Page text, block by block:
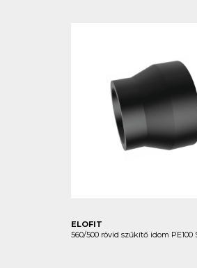
ELOFIT
560/500 rövid szűkítő idom PE100